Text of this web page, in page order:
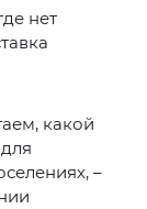
нет
какой
–